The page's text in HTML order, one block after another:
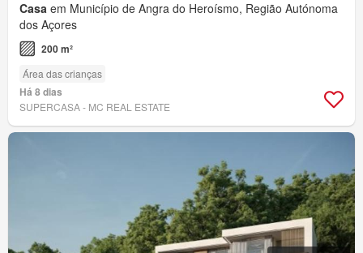
Casa em Município de Angra do Heroísmo, Região Autónoma
dos Açores
200 m²
Área das crianças
Há 8 dias
SUPERCASA - MC REAL ESTATE